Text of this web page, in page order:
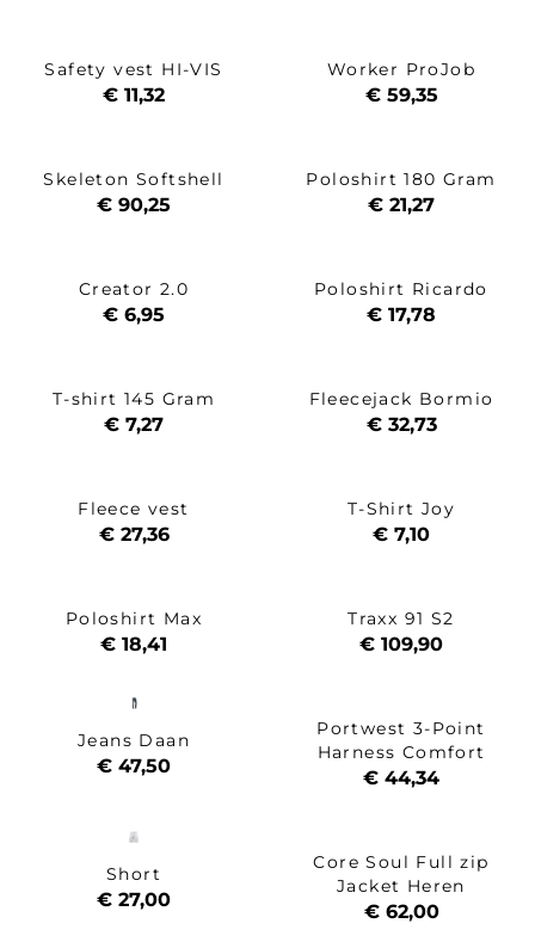
Safety vest HI-VIS
€ 11,32
Worker ProJob
€ 59,35
Skeleton Softshell
€ 90,25
Poloshirt 180 Gram
€ 21,27
Creator 2.0
€ 6,95
Poloshirt Ricardo
€ 17,78
T-shirt 145 Gram
€ 7,27
Fleecejack Bormio
€ 32,73
Fleece vest
€ 27,36
T-Shirt Joy
€ 7,10
Poloshirt Max
€ 18,41
Traxx 91 S2
€ 109,90
Jeans Daan
€ 47,50
Portwest 3-Point
Harness Comfort
€ 44,34
Short
€ 27,00
Core Soul Full zip
Jacket Heren
€ 62,00